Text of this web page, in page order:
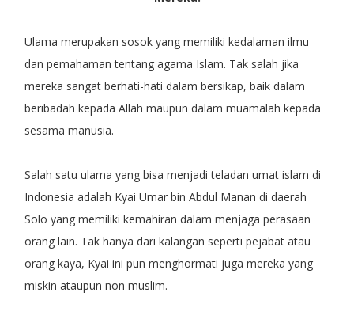
Ulama merupakan sosok yang memiliki kedalaman ilmu
dan pemahaman tentang agama Islam. Tak salah jika
mereka sangat berhati-hati dalam bersikap, baik dalam
beribadah kepada Allah maupun dalam muamalah kepada
sesama manusia.
Salah satu ulama yang bisa menjadi teladan umat islam di
Indonesia adalah Kyai Umar bin Abdul Manan di daerah
Solo yang memiliki kemahiran dalam menjaga perasaan
orang lain. Tak hanya dari kalangan seperti pejabat atau
orang kaya, Kyai ini pun menghormati juga mereka yang
miskin ataupun non muslim.